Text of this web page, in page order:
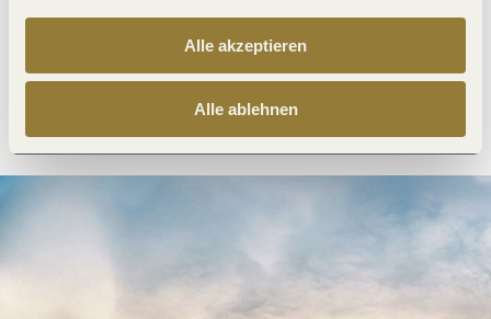
Alle akzeptieren
Alle ablehnen
Anreise planen